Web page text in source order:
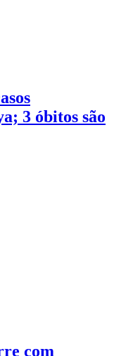
3 óbitos são
com